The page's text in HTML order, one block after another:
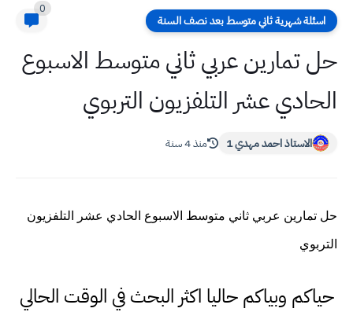
اسئلة شهرية ثاني متوسط بعد نصف السنة
0
حل تمارين عربي ثاني متوسط الاسبوع
الحادي عشر التلفزيون التربوي
الاستاذ احمد مهدي 1 منذ 4 سنة
حل تمارين عربي ثاني متوسط الاسبوع الحادي عشر التلفزيون
التربوي
حياكم وبياكم حاليا اكثر البحث في الوقت الحالي